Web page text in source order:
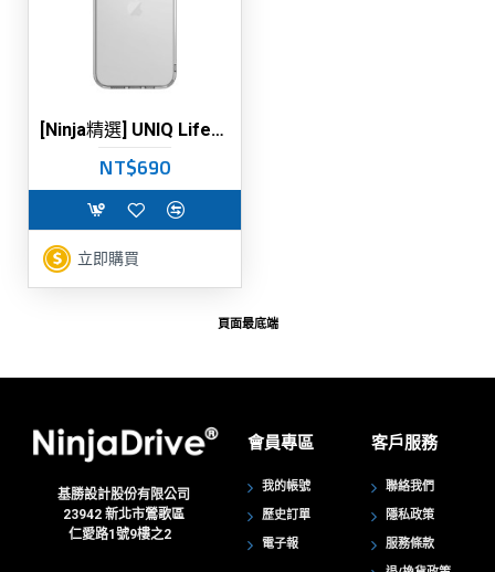
[Ninja精選] UNIQ Lifepro Xtreme 抗震透亮手機保護殼
NT$690
立即購買
頁面最底端
基勝設計股份有限公司
23942 新北市鶯歌區
仁愛路1號9樓之2
會員專區
我的帳號
歷史訂單
電子報
客戶服務
聯絡我們
隱私政策
服務條款